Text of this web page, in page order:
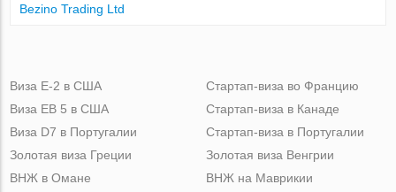
Bezino Trading Ltd
Виза Е-2 в США
Виза ЕВ 5 в США
Виза D7 в Португалии
Золотая виза Греции
Стартап-виза во Францию
Стартап-виза в Канаде
Стартап-виза в Португалии
Золотая виза Венгрии
ВНЖ в Омане
ВНЖ на Маврикии